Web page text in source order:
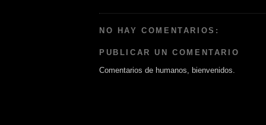
NO HAY COMENTARIOS:
PUBLICAR UN COMENTARIO
Comentarios de humanos, bienvenidos.